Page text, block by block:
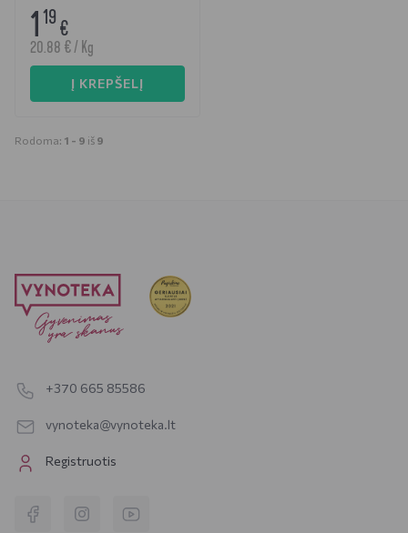
119€
20.88 € / Kg
Į KREPŠELĮ
Rodoma: 1 - 9 iš 9
+370 665 85586
vynoteka@vynoteka.lt
Registruotis